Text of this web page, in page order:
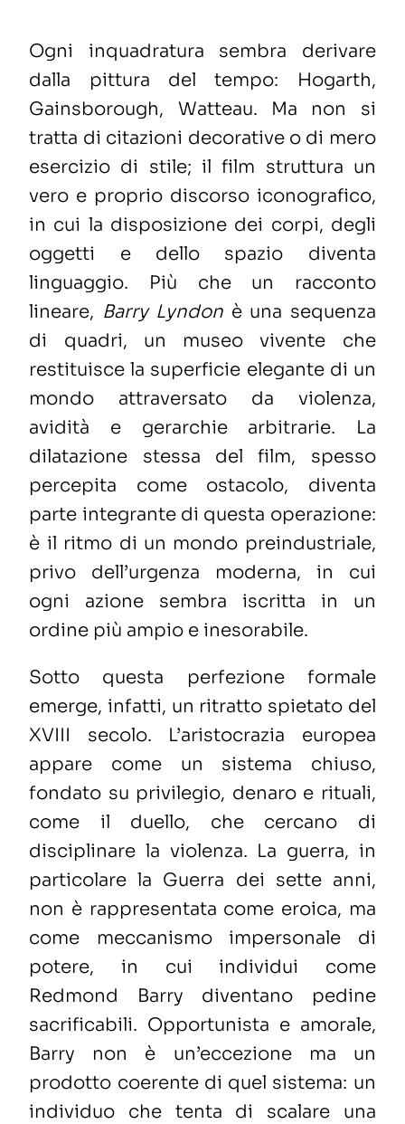
Ogni inquadratura sembra derivare
dalla pittura del tempo: Hogarth,
Gainsborough, Watteau. Ma non si
tratta di citazioni decorative o di mero
esercizio di stile; il film struttura un
vero e proprio discorso iconografico,
in cui la disposizione dei corpi, degli
oggetti e dello spazio diventa
linguaggio. Più che un racconto
lineare, Barry Lyndon è una sequenza
di quadri, un museo vivente che
restituisce la superficie elegante di un
mondo attraversato da violenza,
avidità e gerarchie arbitrarie. La
dilatazione stessa del film, spesso
percepita come ostacolo, diventa
parte integrante di questa operazione:
è il ritmo di un mondo preindustriale,
privo dell’urgenza moderna, in cui
ogni azione sembra iscritta in un
ordine più ampio e inesorabile.
Sotto questa perfezione formale
emerge, infatti, un ritratto spietato del
XVIII secolo. L’aristocrazia europea
appare come un sistema chiuso,
fondato su privilegio, denaro e rituali,
come il duello, che cercano di
disciplinare la violenza. La guerra, in
particolare la Guerra dei sette anni,
non è rappresentata come eroica, ma
come meccanismo impersonale di
potere, in cui individui come
Redmond Barry diventano pedine
sacrificabili. Opportunista e amorale,
Barry non è un’eccezione ma un
prodotto coerente di quel sistema: un
individuo che tenta di scalare una